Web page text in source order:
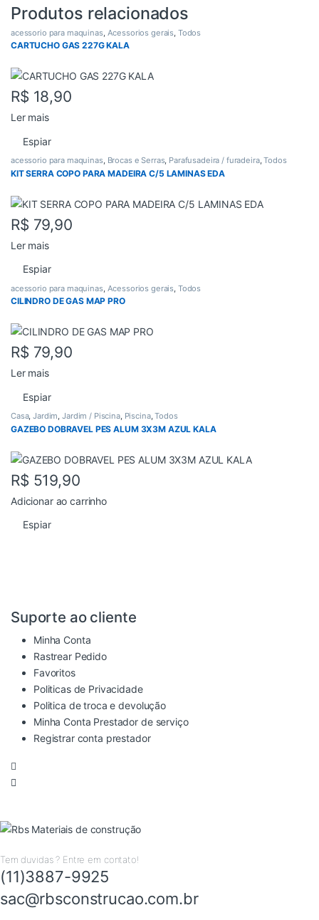
Produtos relacionados
acessorio para maquinas, Acessorios gerais Todos
CARTUCHO GAS 227G KALA
R$ 18,90
Ler mais
Espiar
acessorio para maquinas, Brocas e Serras, Parafusadeira / furadeira,Todos
KIT SERRA COPO PARA MADEIRA C/5 LAMINAS EDA
R$ 79,90
Ler mais
Espiar
acessorio para maquinas, Acessorios gerais Todos
CILINDRO DE GAS MAP PRO
R$ 79,90
Ler mais
Espiar
Casa,Jardim,Jardim / Piscina, Piscina,Todos
GAZEBO DOBRAVEL PES ALUM 3X3M AZUL KALA
R$ 519,90
Adicionar ao carrinho
Espiar
Suporte ao cliente
Minha Conta
Rastrear Pedido
Favoritos
Politicas de Privacidade
Politica de troca e devolução
Minha Conta Prestador de serviço
Registrar conta prestador
Tem duvidas ? Entre em contato!
(11)3887-9925
sac@rbsconstrucao.com.br